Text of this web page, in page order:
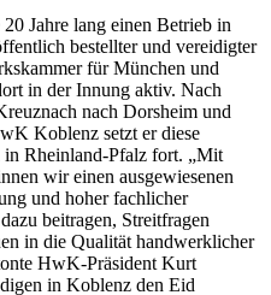
Jahre lang einen Betrieb in
bestellter und vereidigter
für München und
in der Innung aktiv. Nach
nach Dorsheim und
Koblenz setzt er diese
Rheinland-Pfalz fort. „Mit
wir einen ausgewiesenen
und hoher fachlicher
beitragen, Streitfragen
in die Qualität handwerklicher
HwK-Präsident Kurt
in Koblenz den Eid